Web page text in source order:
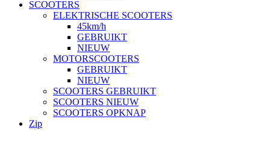
SCOOTERS
ELEKTRISCHE SCOOTERS
45km/h
GEBRUIKT
NIEUW
MOTORSCOOTERS
GEBRUIKT
NIEUW
SCOOTERS GEBRUIKT
SCOOTERS NIEUW
SCOOTERS OPKNAP
Zip